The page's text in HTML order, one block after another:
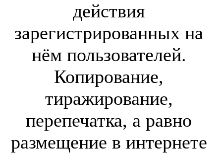
действия
зарегистрированных на
нём пользователей.
Копирование,
тиражирование,
перепечатка, а равно
размещение в интернете